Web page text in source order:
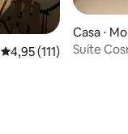
4,95 de uma avaliação
4,95 (111)
Casa ⋅
Suíte